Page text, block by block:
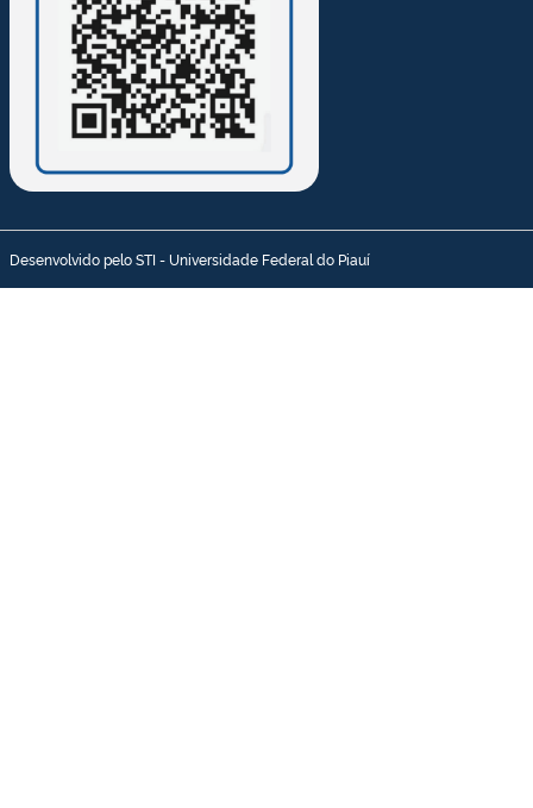
Desenvolvido pelo STI - Universidade Federal do Piauí